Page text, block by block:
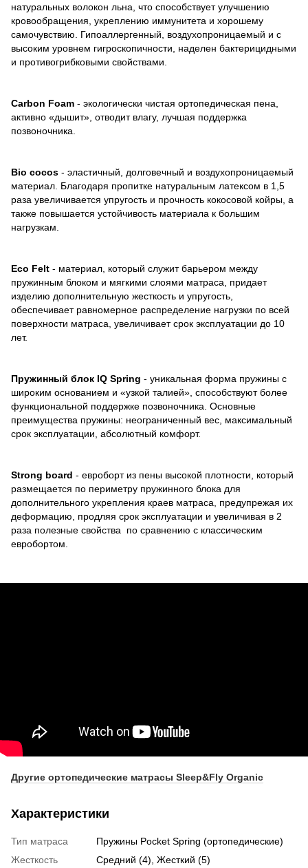
натуральных волокон льна, что способствует улучшению
кровообращения, укреплению иммунитета и хорошему
самочувствию. Гипоаллергенный, воздухопроницаемый и с
высоким уровнем гигроскопичности, наделен бактерицидными
и противогрибковыми свойствами.
Carbon Foam - экологически чистая ортопедическая пена,
активно «дышит», отводит влагу, лучшая поддержка
позвоночника.
Bio cocos - эластичный, долговечный и воздухопроницаемый
материал. Благодаря пропитке натуральным латексом в 1,5
раза увеличивается упругость и прочность кокосовой койры, а
также повышается устойчивость материала к большим
нагрузкам.
Eco Felt - материал, который служит барьером между
пружинным блоком и мягкими слоями матраса, придает
изделию дополнительную жесткость и упругость,
обеспечивает равномерное распределение нагрузки по всей
поверхности матраса, увеличивает срок эксплуатации до 10
лет.
Пружинный блок IQ Spring - уникальная форма пружины с
широким основанием и «узкой талией», способствуют более
функциональной поддержке позвоночника. Основные
преимущества пружины: неограниченный вес, максимальный
срок эксплуатации, абсолютный комфорт.
Strong board - евроборт из пены высокой плотности, который
размещается по периметру пружинного блока для
дополнительного укрепления краев матраса, предупрежая их
деформацию, продляя срок эксплуатации и увеличивая в 2
раза полезные свойства по сравнению с классическим
евробортом.
Другие ортопедические матрасы Sleep&Fly Organic
Характеристики
Тип матраса
Пружины Pocket Spring (ортопедические)
Жесткость
Средний (4), Жесткий (5)